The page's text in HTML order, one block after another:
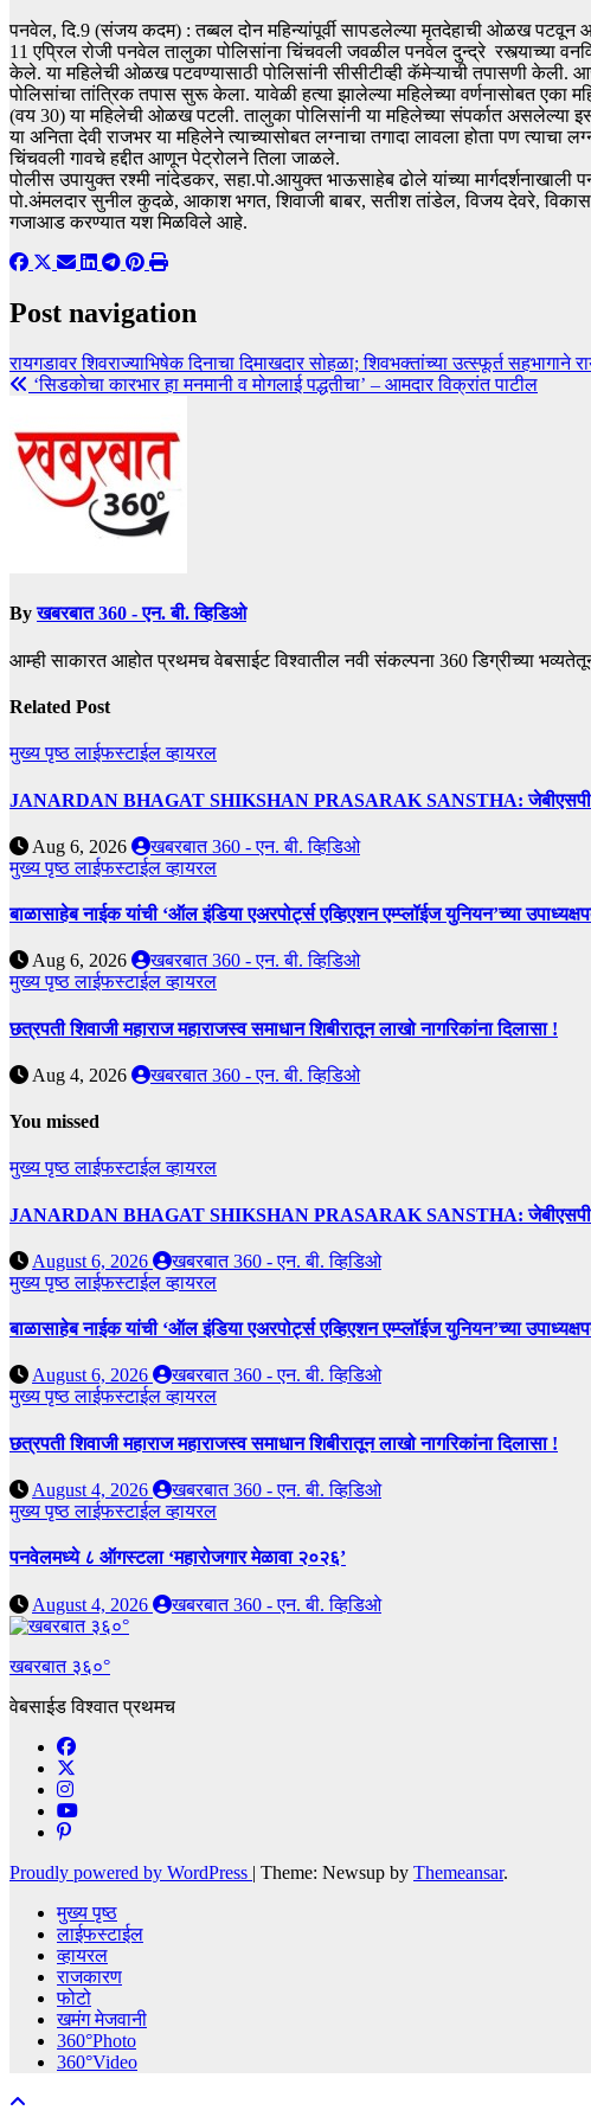
पनवेल, दि.9 (संजय कदम) : तब्बल दोन महिन्यांपूर्वी सापडलेल्या मृतदेहाची ओळख
11 एप्रिल रोजी पनवेल तालुका पोलिसांना चिंचवली जवळील पनवेल दुन्द्रे रस्त्याच्या
केले. या महिलेची ओळख पटवण्यासाठी पोलिसांनी सीसीटीव्ही कॅमेऱ्याची तपासणी केली.
पोलिसांचा तांत्रिक तपास सुरू केला. यावेळी हत्या झालेल्या महिलेच्या वर्णनासोबत एका
(वय 30) या महिलेची ओळख पटली. तालुका पोलिसांनी या महिलेच्या संपर्कात असलेल्या
या अनिता देवी राजभर या महिलेने त्याच्यासोबत लग्नाचा तगादा लावला होता पण
चिंचवली गावचे हद्दीत आणून पेट्रोलने तिला जाळले.
पोलीस उपायुक्त रश्मी नांदेडकर, सहा.पो.आयुक्त भाऊसाहेब ढोले यांच्या
पो.अंमलदार सुनील कुदळे, आकाश भगत, शिवाजी बाबर, सतीश तांडेल, विजय देवरे, विकास
गजाआड करण्यात यश मिळविले आहे.
Post navigation
रायगडावर शिवराज्याभिषेक दिनाचा दिमाखदार सोहळा; शिवभक्तांच्या उत्स्फूर्त सहभागाने
‘सिडकोचा कारभार हा मनमानी व मोगलाई पद्धतीचा’ – आमदार विक्रांत पाटील
Byखबरबात 360 - एन. बी. व्हिडिओ
आम्ही साकारत आहोत प्रथमच वेबसाईट विश्वातील नवी संकल्पना 360 डिग्रीच्या
Related Post
मुख्य पृष्ठलाईफस्टाईलव्हायरल
JANARDAN BHAGAT SHIKSHAN PRASARAK SANSTHA: जेबीएसपी
Aug 6, 2026
खबरबात 360 - एन. बी. व्हिडिओ
मुख्य पृष्ठलाईफस्टाईलव्हायरल
बाळासाहेब नाईक यांची ‘ऑल इंडिया एअरपोर्ट्स एव्हिएशन एम्प्लॉईज युनियन’च्या
Aug 6, 2026
खबरबात 360 - एन. बी. व्हिडिओ
मुख्य पृष्ठलाईफस्टाईलव्हायरल
छत्रपती शिवाजी महाराज महाराजस्व समाधान शिबीरातून लाखो नागरिकांना दिलासा !
Aug 4, 2026 खबरबात 360 - एन. बी. व्हिडिओ
You missed
मुख्य पृष्ठलाईफस्टाईलव्हायरल
JANARDAN BHAGAT SHIKSHAN PRASARAK SANSTHA: जेबीएसपी
August 6, 2026
खबरबात 360 - एन. बी. व्हिडिओ
मुख्य पृष्ठलाईफस्टाईलव्हायरल
बाळासाहेब नाईक यांची ‘ऑल इंडिया एअरपोर्ट्स एव्हिएशन एम्प्लॉईज युनियन’च्या
August 6, 2026
खबरबात 360 - एन. बी. व्हिडिओ
मुख्य पृष्ठलाईफस्टाईलव्हायरल
छत्रपती शिवाजी महाराज महाराजस्व समाधान शिबीरातून लाखो नागरिकांना दिलासा !
August 4, 2026
खबरबात 360 - एन. बी. व्हिडिओ
मुख्य पृष्ठलाईफस्टाईलव्हायरल
पनवेलमध्ये ८ ऑगस्टला ‘महारोजगार मेळावा २०२६’
August 4, 2026 खबरबात 360 - एन. बी. व्हिडिओ
खबरबात ३६०°
वेबसाईड विश्वात प्रथमच
Proudly powered by WordPress | Theme: Newsup by Themeansar.
मुख्य पृष्ठ
लाईफस्टाईल
व्हायरल
राजकारण
फोटो
खमंग मेजवानी
360°Photo
360°Video